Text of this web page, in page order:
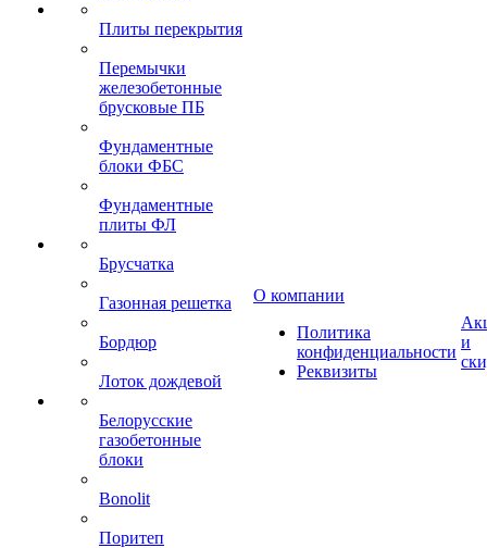
Плиты перекрытия
Перемычки
железобетонные
брусковые ПБ
Фундаментные
блоки ФБС
Фундаментные
плиты ФЛ
Брусчатка
Газонная решетка
Бордюр
Лоток дождевой
Белорусские
газобетонные
блоки
Bonolit
Поритеп
О компании
Политика
конфиденциальности
Реквизиты
и